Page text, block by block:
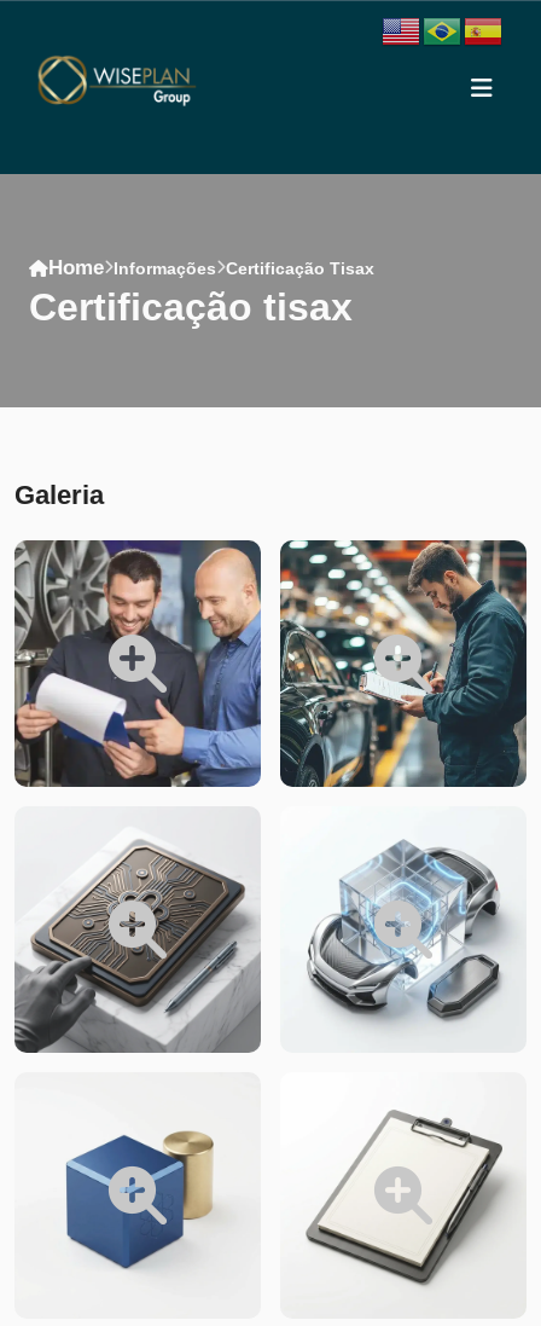
Home Informações Certificação Tisax
certificação tisax
Galeria